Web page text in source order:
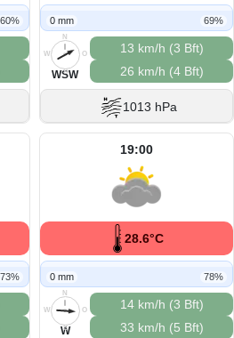
60% 0 mm 69%
N
O
S
W
WSW
13 km/h (3 Bft)
26 km/h (4 Bft)
1013 hPa
73%
19:00
28.6°C
0 mm 78%
N
O
S
W
W
14 km/h (3 Bft)
33 km/h (5 Bft)